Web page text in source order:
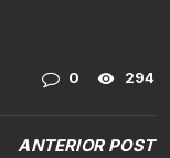
0 294
ANTERIOR POST